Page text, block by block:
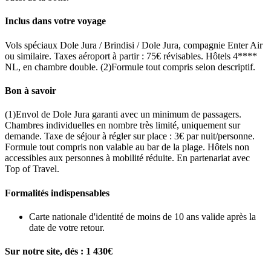
Inclus dans votre voyage
Vols spéciaux Dole Jura / Brindisi / Dole Jura, compagnie Enter Air
ou similaire. Taxes aéroport à partir : 75€ révisables. Hôtels 4****
NL, en chambre double. (2)Formule tout compris selon descriptif.
Bon à savoir
(1)Envol de Dole Jura garanti avec un minimum de passagers.
Chambres individuelles en nombre très limité, uniquement sur
demande. Taxe de séjour à régler sur place : 3€ par nuit/personne.
Formule tout compris non valable au bar de la plage. Hôtels non
accessibles aux personnes à mobilité réduite. En partenariat avec
Top of Travel.
Formalités indispensables
Carte nationale d'identité de moins de 10 ans valide après la
date de votre retour.
Sur notre site, dés : 1 430€